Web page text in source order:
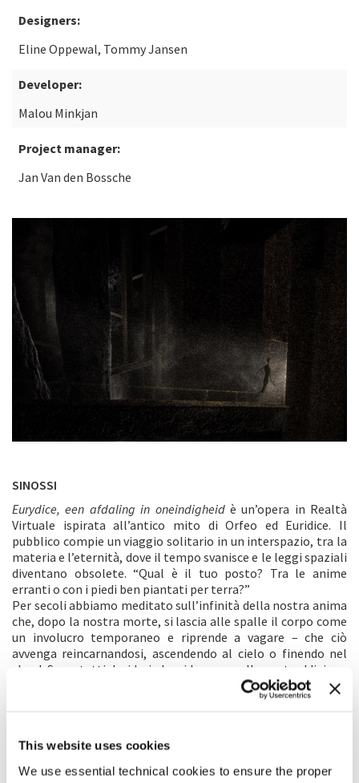
This website uses cookies
We use essential technical cookies to ensure the proper
Designers:
Eline Oppewal, Tommy Jansen
Developer:
Malou Minkjan
Project manager:
Jan Van den Bossche
SINOSSI
Eurydice, een afdaling in oneindigheidè un’opera in Realtà
Virtuale ispirata all’antico mito di Orfeo ed Euridice. Il
pubblico compie un viaggio solitario in un interspazio, tra la
materia e l’eternità, dove il tempo svanisce e le leggi spaziali
diventano obsolete. “Qual è il tuo posto? Tra le anime
erranti o con i piedi ben piantati per terra?”
Per secoli abbiamo meditato sull’infinità della nostra anima
che, dopo la nostra morte, si lascia alle spalle il corpo come
un involucro temporaneo e riprende a vagare – che ciò
avvenga reincarnandosi, ascendendo al cielo o finendo nel
cloud. Sono tutti desideri che si basano sulla contraddizione
tra l’ingannevole mondo materiale e una realtà eterna
il quale si aprono profondità e panorami vertiginosi. La
vostra curiosità sarà la migliore bussola in questo